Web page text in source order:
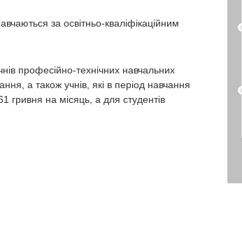
за освітньо-кваліфікаційним
професійно-технічних навчальних
а також учнів, які в період навчання
гривня на місяць, а для студентів